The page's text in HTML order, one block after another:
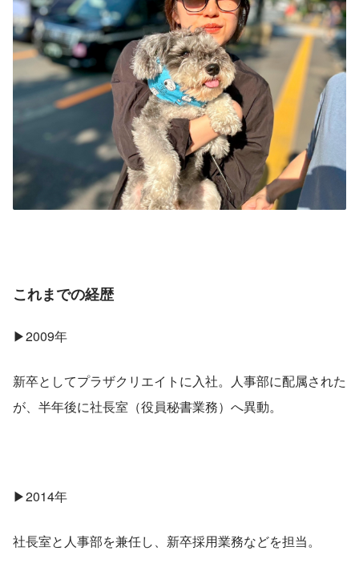
これまでの経歴
▶2009年
新卒としてプラザクリエイトに入社。人事部に配属された
が、半年後に社長室（役員秘書業務）へ異動。
▶2014年
社長室と人事部を兼任し、新卒採用業務などを担当。